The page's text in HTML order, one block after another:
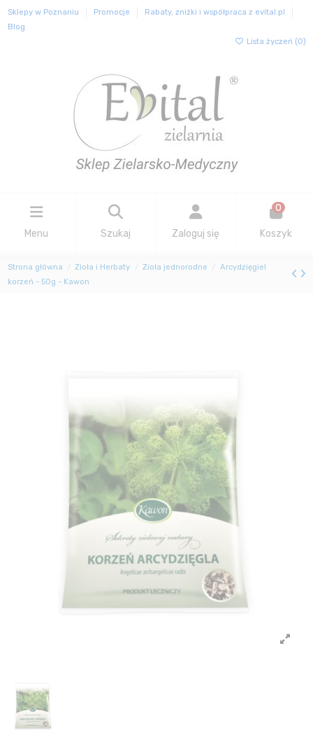
Sklepy w Poznaniu Promocje
Rabaty, zniżki i współpraca z evital.pl
Blog
Lista życzeń (0)
Menu Szukaj Zaloguj się
0
Koszyk
Strona główna Zioła i Herbaty Zioła jednorodne
Arcydzięgiel
korzeń - 50g - Kawon